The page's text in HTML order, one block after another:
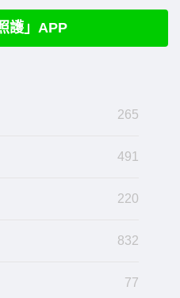
護」APP
265
491
220
832
77